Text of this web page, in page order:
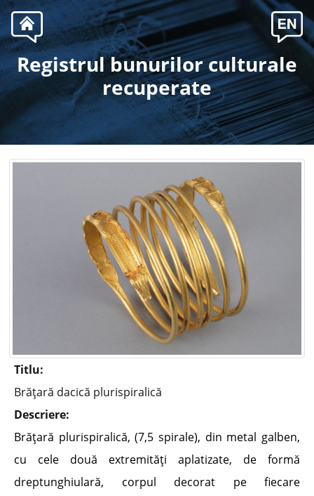
.
Registrul bunurilor culturale
recuperate
Titlu:
Brăţară dacică plurispiralică
Descriere:
Brăţară plurispiralică, (7,5 spirale), din metal galben,
cu cele două extremităţi aplatizate, de formă
dreptunghiulară, corpul decorat pe fiecare